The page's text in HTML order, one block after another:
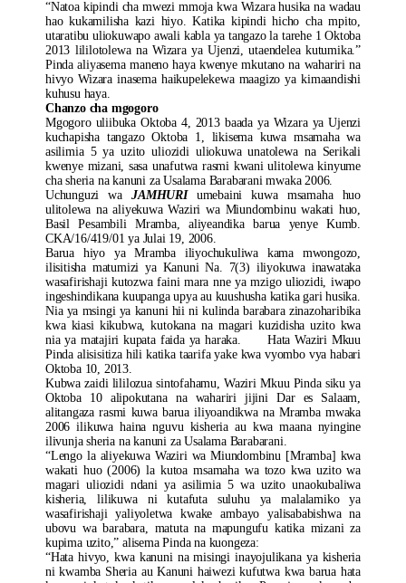
“Natoa kipindi cha mwezi mmoja kwa Wizara husika na wadau
hao kukamilisha kazi hiyo. Katika kipindi hicho cha mpito,
utaratibu uliokuwapo awali kabla ya tangazo la tarehe 1 Oktoba
2013 lililotolewa na Wizara ya Ujenzi, utaendelea kutumika.”
Pinda aliyasema maneno haya kwenye mkutano na wahariri na
hivyo Wizara inasema haikupelekewa maagizo ya kimaandishi
kuhusu haya.
Chanzo cha mgogoro
Mgogoro uliibuka Oktoba 4, 2013 baada ya Wizara ya Ujenzi
kuchapisha tangazo Oktoba 1, likisema kuwa msamaha wa
asilimia 5 ya uzito uliozidi uliokuwa unatolewa na Serikali
kwenye mizani, sasa unafutwa rasmi kwani ulitolewa kinyume
cha sheria na kanuni za Usalama Barabarani mwaka 2006.
Uchunguzi waJAMHURIumebaini kuwa msamaha huo
ulitolewa na aliyekuwa Waziri wa Miundombinu wakati huo,
Basil Pesambili Mramba, aliyeandika barua yenye Kumb.
CKA/16/419/01 ya Julai 19, 2006.
Barua hiyo ya Mramba iliyochukuliwa kama mwongozo,
ilisitisha matumizi ya Kanuni Na. 7(3) iliyokuwa inawataka
wasafirishaji kutozwa faini mara nne ya mzigo uliozidi, iwapo
ingeshindikana kuupanga upya au kuushusha katika gari husika.
Nia ya msingi ya kanuni hii ni kulinda barabara zinazoharibika
kwa kiasi kikubwa, kutokana na magari kuzidisha uzito kwa
nia ya matajiri kupata faida ya haraka. Hata Waziri Mkuu
Pinda alisisitiza hili katika taarifa yake kwa vyombo vya habari
Oktoba 10, 2013.
Kubwa zaidi lililozua sintofahamu, Waziri Mkuu Pinda siku ya
Oktoba 10 alipokutana na wahariri jijini Dar es Salaam,
alitangaza rasmi kuwa barua iliyoandikwa na Mramba mwaka
2006 ilikuwa haina nguvu kisheria au kwa maana nyingine
ilivunja sheria na kanuni za Usalama Barabarani.
“Lengo la aliyekuwa Waziri wa Miundombinu [Mramba] kwa
wakati huo (2006) la kutoa msamaha wa tozo kwa uzito wa
magari uliozidi ndani ya asilimia 5 wa uzito unaokubaliwa
kisheria, lilikuwa ni kutafuta suluhu ya malalamiko ya
wasafirishaji yaliyoletwa kwake ambayo yalisababishwa na
ubovu wa barabara, matuta na mapungufu katika mizani za
kupima uzito,” alisema Pinda na kuongeza:
“Hata hivyo, kwa kanuni na misingi inayojulikana ya kisheria
ni kwamba Sheria au Kanuni haiwezi kufutwa kwa barua hata